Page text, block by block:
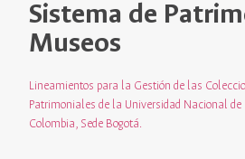
Sistema de
Museos
Lineamientos para la Gestión de las
Patrimoniales de la Universidad Nacional de
Colombia, Sede Bogotá.